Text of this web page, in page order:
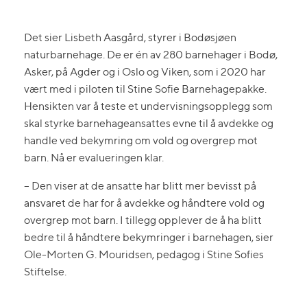
Det sier Lisbeth Aasgård, styrer i Bodøsjøen
naturbarnehage. De er én av 280 barnehager i Bodø,
Asker, på Agder og i Oslo og Viken, som i 2020 har
vært med i piloten til Stine Sofie Barnehagepakke.
Hensikten var å teste et undervisningsopplegg som
skal styrke barnehageansattes evne til å avdekke og
handle ved bekymring om vold og overgrep mot
barn. Nå er evalueringen klar.
– Den viser at de ansatte har blitt mer bevisst på
ansvaret de har for å avdekke og håndtere vold og
overgrep mot barn. I tillegg opplever de å ha blitt
bedre til å håndtere bekymringer i barnehagen, sier
Ole-Morten G. Mouridsen, pedagog i Stine Sofies
Stiftelse.